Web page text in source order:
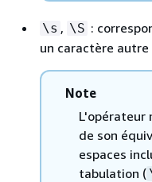
\s , \S :
un caractère autre
Note
L'opérateur
de son
espaces
tabulation (